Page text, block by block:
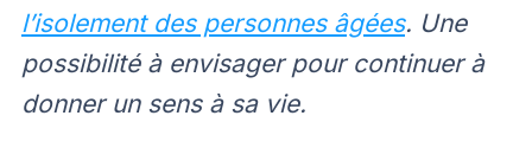
l’isolement des personnes âgées. Une
possibilité à envisager pour continuer à
donner un sens à sa vie.